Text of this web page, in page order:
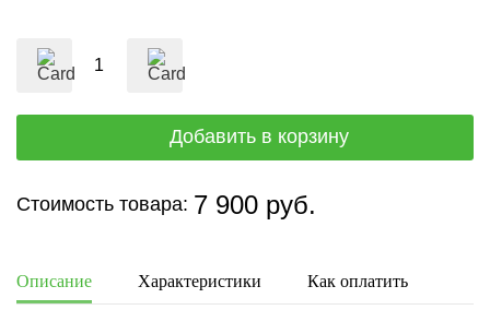
Стоимость товара: 7 900 руб.
Описание Характеристики Как оплатить